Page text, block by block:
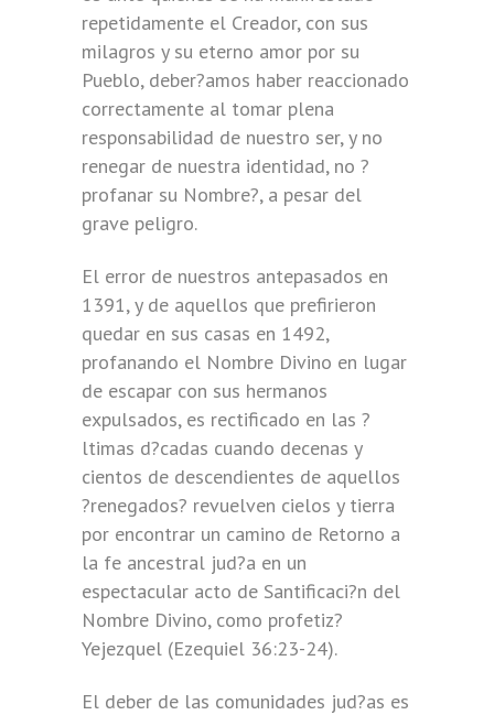
repetidamente el Creador, con sus
milagros y su eterno amor por su
Pueblo, deber?amos haber reaccionado
correctamente al tomar plena
responsabilidad de nuestro ser, y no
renegar de nuestra identidad, no ?
profanar su Nombre?, a pesar del
grave peligro.
El error de nuestros antepasados en
1391, y de aquellos que prefirieron
quedar en sus casas en 1492,
profanando el Nombre Divino en lugar
de escapar con sus hermanos
expulsados, es rectificado en las ?
ltimas d?cadas cuando decenas y
cientos de descendientes de aquellos
?renegados? revuelven cielos y tierra
por encontrar un camino de Retorno a
la fe ancestral jud?a en un
espectacular acto de Santificaci?n del
Nombre Divino, como profetiz?
Yejezquel (Ezequiel 36:23-24).
El deber de las comunidades jud?as es